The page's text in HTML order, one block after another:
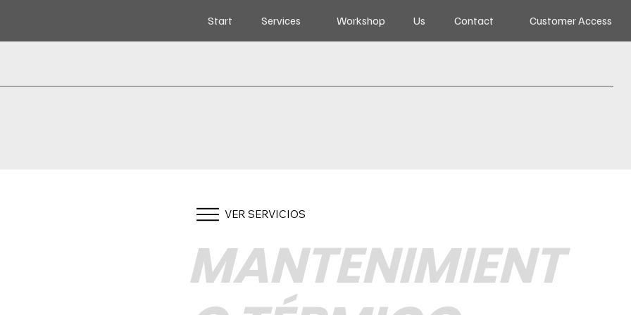
Start Services Workshop Us Contact Customer Access
MANTENIMIENT
VER SERVICIOS